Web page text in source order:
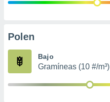
publicidad
Polen
Bajo
Gramíneas (10 #/m³)